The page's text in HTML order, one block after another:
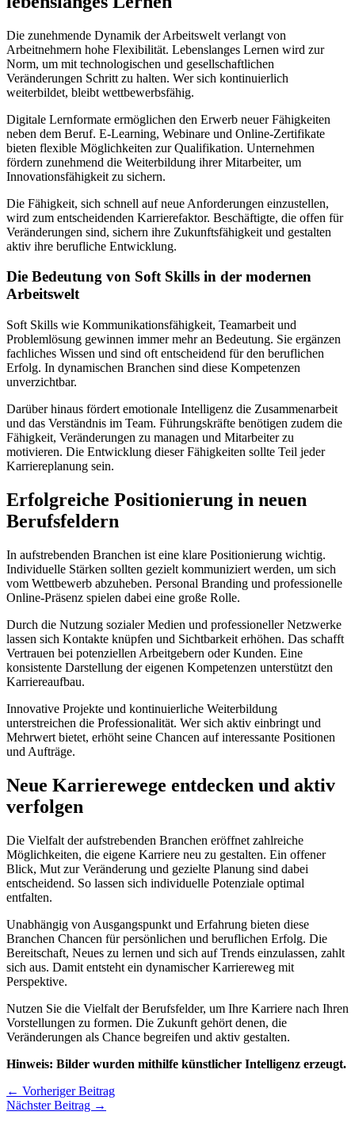
Die zunehmende Dynamik der Arbeitswelt verlangt von
Arbeitnehmern hohe Flexibilität. Lebenslanges Lernen wird zur
Norm, um mit technologischen und gesellschaftlichen
Veränderungen Schritt zu halten. Wer sich kontinuierlich
weiterbildet, bleibt wettbewerbsfähig.
Digitale Lernformate ermöglichen den Erwerb neuer Fähigkeiten
neben dem Beruf. E-Learning, Webinare und Online-Zertifikate
bieten flexible Möglichkeiten zur Qualifikation. Unternehmen
fördern zunehmend die Weiterbildung ihrer Mitarbeiter, um
Innovationsfähigkeit zu sichern.
Die Fähigkeit, sich schnell auf neue Anforderungen einzustellen,
wird zum entscheidenden Karrierefaktor. Beschäftigte, die offen für
Veränderungen sind, sichern ihre Zukunftsfähigkeit und gestalten
aktiv ihre berufliche Entwicklung.
Die Bedeutung von Soft Skills in der modernen
Arbeitswelt
Soft Skills wie Kommunikationsfähigkeit, Teamarbeit und
Problemlösung gewinnen immer mehr an Bedeutung. Sie ergänzen
fachliches Wissen und sind oft entscheidend für den beruflichen
Erfolg. In dynamischen Branchen sind diese Kompetenzen
unverzichtbar.
Darüber hinaus fördert emotionale Intelligenz die Zusammenarbeit
und das Verständnis im Team. Führungskräfte benötigen zudem die
Fähigkeit, Veränderungen zu managen und Mitarbeiter zu
motivieren. Die Entwicklung dieser Fähigkeiten sollte Teil jeder
Karriereplanung sein.
Erfolgreiche Positionierung in neuen
Berufsfeldern
In aufstrebenden Branchen ist eine klare Positionierung wichtig.
Individuelle Stärken sollten gezielt kommuniziert werden, um sich
vom Wettbewerb abzuheben. Personal Branding und professionelle
Online-Präsenz spielen dabei eine große Rolle.
Durch die Nutzung sozialer Medien und professioneller Netzwerke
lassen sich Kontakte knüpfen und Sichtbarkeit erhöhen. Das schafft
Vertrauen bei potenziellen Arbeitgebern oder Kunden. Eine
konsistente Darstellung der eigenen Kompetenzen unterstützt den
Karriereaufbau.
Innovative Projekte und kontinuierliche Weiterbildung
unterstreichen die Professionalität. Wer sich aktiv einbringt und
Mehrwert bietet, erhöht seine Chancen auf interessante Positionen
und Aufträge.
Neue Karrierewege entdecken und aktiv
verfolgen
Die Vielfalt der aufstrebenden Branchen eröffnet zahlreiche
Möglichkeiten, die eigene Karriere neu zu gestalten. Ein offener
Blick, Mut zur Veränderung und gezielte Planung sind dabei
entscheidend. So lassen sich individuelle Potenziale optimal
entfalten.
Unabhängig von Ausgangspunkt und Erfahrung bieten diese
Branchen Chancen für persönlichen und beruflichen Erfolg. Die
Bereitschaft, Neues zu lernen und sich auf Trends einzulassen, zahlt
sich aus. Damit entsteht ein dynamischer Karriereweg mit
Perspektive.
Nutzen Sie die Vielfalt der Berufsfelder, um Ihre Karriere nach Ihren
Vorstellungen zu formen. Die Zukunft gehört denen, die
Veränderungen als Chance begreifen und aktiv gestalten.
Hinweis: Bilder wurden mithilfe künstlicher Intelligenz erzeugt.
← Vorheriger Beitrag
Nächster Beitrag →